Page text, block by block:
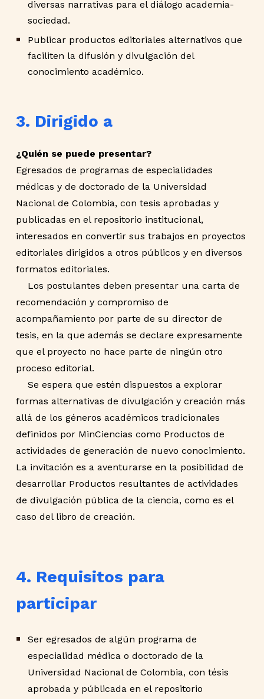
diversas narrativas para el diálogo academia-
sociedad.
Publicar productos editoriales alternativos que
faciliten la difusión y divulgación del
conocimiento académico.
3. Dirigido a
¿Quién se puede presentar?
Egresados de programas de especialidades
médicas y de doctorado de la Universidad
Nacional de Colombia, con tesis aprobadas y
publicadas en el repositorio institucional,
interesados en convertir sus trabajos en proyectos
editoriales dirigidos a otros públicos y en diversos
formatos editoriales.
Los postulantes deben presentar una carta de
recomendación y compromiso de
acompañamiento por parte de su director de
tesis, en la que además se declare expresamente
que el proyecto no hace parte de ningún otro
proceso editorial.
Se espera que estén dispuestos a explorar
formas alternativas de divulgación y creación más
allá de los géneros académicos tradicionales
definidos por MinCiencias como Productos de
actividades de generación de nuevo conocimiento.
La invitación es a aventurarse en la posibilidad de
desarrollar Productos resultantes de actividades
de divulgación pública de la ciencia, como es el
caso del libro de creación.
4. Requisitos para
participar
Ser egresados de algún programa de
especialidad médica o doctorado de la
Universidad Nacional de Colombia, con tésis
aprobada y públicada en el repositorio